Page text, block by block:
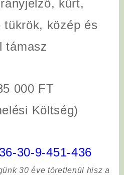
kürt,
tükrök, közép és
támasz
000 FT
Költség)
30-9-451-436
30 éve töretlenül hisz a